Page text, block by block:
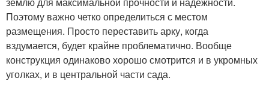
Поэтому важно четко определиться с местом
размещения. Просто переставить арку, когда
вздумается, будет крайне проблематично. Вообще
конструкция одинаково хорошо смотрится и в укромных
уголках, и в центральной части сада.